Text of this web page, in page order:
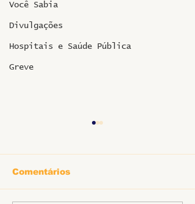
Você Sabia
Divulgações
Hospitais e Saúde Pública
Greve
Comentários